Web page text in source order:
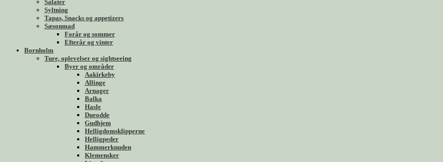
Salater
Syltning
Tapas, Snacks og appetizers
Sæsonmad
Forår og sommer
Efterår og vinter
Bornholm
Ture, oplevelser og sightseeing
Byer og områder
Aakirkeby
Allinge
Arnager
Balka
Hasle
Dueodde
Gudhjem
Helligdomsklipperne
Helligpeder
Hammerknuden
Klemensker